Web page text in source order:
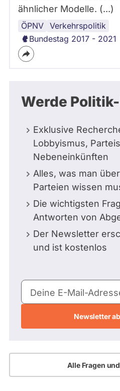
ähnlicher Modelle. (...)
ÖPNV Verkehrspolitik
Bundestag 2017 - 2021
Werde
Exklusive
Lobbyismus,
Nebeneinkünften
Alles, was man
Parteien wissen
Die wichtigsten
Antworten von
Der Newsletter
und ist kostenlos
E-
Mail-
Deine E-Mail-
Alle Fragen